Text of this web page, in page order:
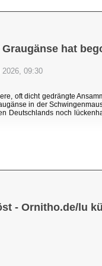
hat
09:30
oft dicht gedrängte
in der
Deutschlands noch
- Ornitho.de/lu